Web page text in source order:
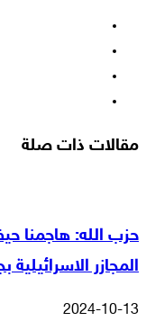
مقالات ذات صلة
حزب الله: هاجمنا
المجازر الاسرائيلية
2024-10-13